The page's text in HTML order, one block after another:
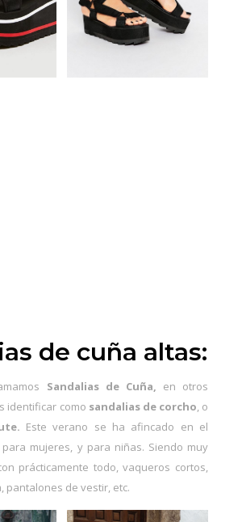
de cuña altas:
Sandalias de Cuña, en otros
identificar como sandalias de corcho, o
Este verano se ha afincado en el
mujeres, y para niñas. Siendo muy
prácticamente todo,vaqueros cortos,
, pantalones de vestir, etc.